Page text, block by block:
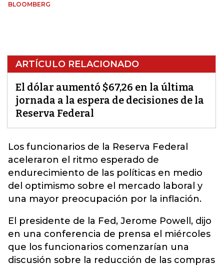
BLOOMBERG
ARTÍCULO RELACIONADO
El dólar aumentó $67,26 en la última
jornada a la espera de decisiones de la
Reserva Federal
Los funcionarios de la Reserva Federal
aceleraron el ritmo esperado de
endurecimiento de las políticas en medio
del optimismo sobre el mercado laboral y
una mayor preocupación por la inflación.
El presidente de la Fed, Jerome Powell, dijo
en una conferencia de prensa el miércoles
que los funcionarios comenzarían una
discusión sobre la reducción de las compras